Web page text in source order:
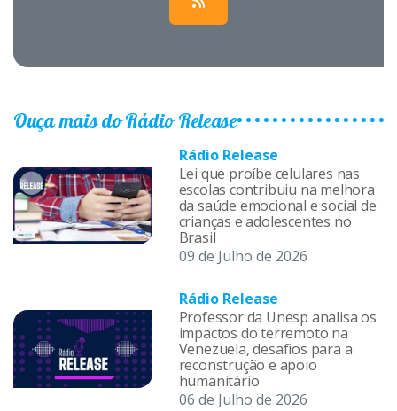
Ouça mais do Rádio Release
Rádio Release
Lei que proíbe celulares nas
escolas contribuiu na melhora
da saúde emocional e social de
crianças e adolescentes no
Brasil
09 de Julho de 2026
Rádio Release
Professor da Unesp analisa os
impactos do terremoto na
Venezuela, desafios para a
reconstrução e apoio
humanitário
06 de Julho de 2026